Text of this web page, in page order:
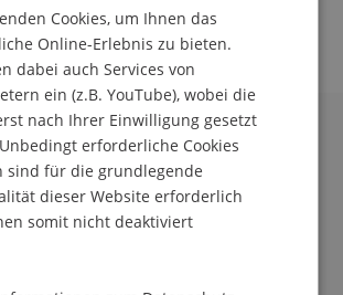
dieser Person gefunden
Strasse
Cookies, um Ihnen das
Online-Erlebnis zu bieten.
dabei auch Services von
ein (z.B. YouTube), wobei die
nach Ihrer Einwilligung gesetzt
erforderliche Cookies
sind für die grundlegende
dieser Website erforderlich
somit nicht deaktiviert